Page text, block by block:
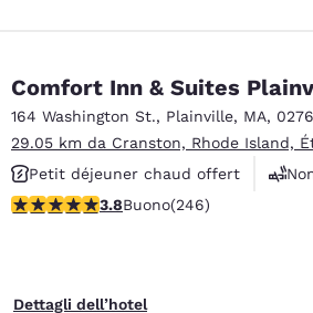
Comfort Inn & Suites
164 Washington St., Plainville, MA,
29.05 km da Cranston, Rhode Island,
Petit déjeuner chaud offert
Valutazione di 3.8 stelle. Buono. 246
3.8Buono(246)
Dettagli dell’hotel